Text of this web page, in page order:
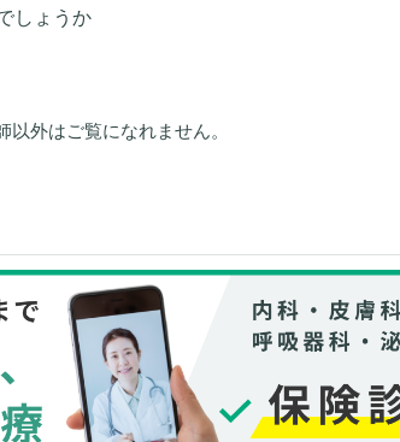
しょうか
外はご覧になれません。